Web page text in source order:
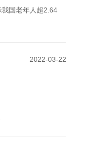
国老年人超2.64
2022-03-22